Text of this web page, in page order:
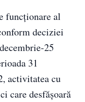
funcționare al
deciziei
25
31
activitatea cu
care desfăşoară